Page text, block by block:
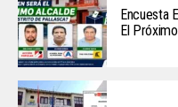
Encuesta
El